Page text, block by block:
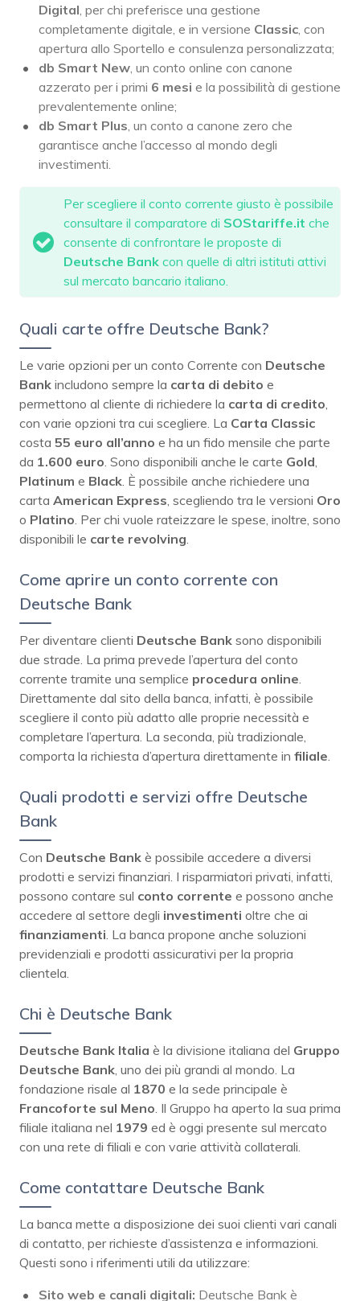
Digital, per chi preferisce una gestione
completamente digitale, e in versione Classic, con
apertura allo Sportello e consulenza personalizzata;
db Smart New, un conto online con canone
azzerato per i primi 6 mesi e la possibilità di gestione
prevalentemente online;
db Smart Plus, un conto a canone zero che
garantisce anche l’accesso al mondo degli
investimenti.
Per scegliere il conto corrente giusto è possibile
consultare il comparatore di SOStariffe.it che
consente di confrontare le proposte di
Deutsche Bank con quelle di altri istituti attivi
sul mercato bancario italiano.
Quali carte offre Deutsche Bank?
Le varie opzioni per un conto Corrente con Deutsche
Bank includono sempre la carta di debito e
permettono al cliente di richiedere la carta di credito,
con varie opzioni tra cui scegliere. La Carta Classic
costa 55 euro all’anno e ha un fido mensile che parte
da 1.600 euro. Sono disponibili anche le carte Gold,
Platinum e Black. È possibile anche richiedere una
carta American Express, scegliendo tra le versioni Oro
o Platino. Per chi vuole rateizzare le spese, inoltre, sono
disponibili le carte revolving.
Come aprire un conto corrente con
Deutsche Bank
Per diventare clienti Deutsche Bank sono disponibili
due strade. La prima prevede l’apertura del conto
corrente tramite una semplice procedura online.
Direttamente dal sito della banca, infatti, è possibile
scegliere il conto più adatto alle proprie necessità e
completare l’apertura. La seconda, più tradizionale,
comporta la richiesta d’apertura direttamente in filiale.
Quali prodotti e servizi offre Deutsche
Bank
Con Deutsche Bank è possibile accedere a diversi
prodotti e servizi finanziari. I risparmiatori privati, infatti,
possono contare sul conto corrente e possono anche
accedere al settore degli investimenti oltre che ai
finanziamenti. La banca propone anche soluzioni
previdenziali e prodotti assicurativi per la propria
clientela.
Chi è Deutsche Bank
Deutsche Bank Italia è la divisione italiana del Gruppo
Deutsche Bank, uno dei più grandi al mondo. La
fondazione risale al 1870 e la sede principale è
Francoforte sul Meno. Il Gruppo ha aperto la sua prima
filiale italiana nel 1979 ed è oggi presente sul mercato
con una rete di filiali e con varie attività collaterali.
Come contattare Deutsche Bank
La banca mette a disposizione dei suoi clienti vari canali
di contatto, per richieste d’assistenza e informazioni.
Questi sono i riferimenti utili da utilizzare:
Sito web e canali digitali: Deutsche Bank è